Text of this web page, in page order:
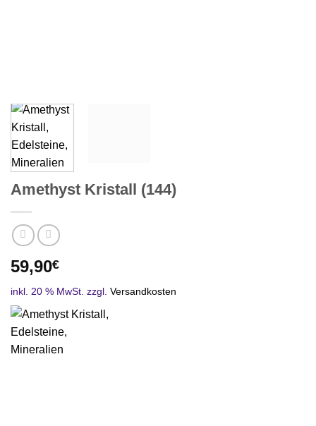
Amethyst Kristall (144)
59,90€
inkl. 20 % MwSt. zzgl. Versandkosten